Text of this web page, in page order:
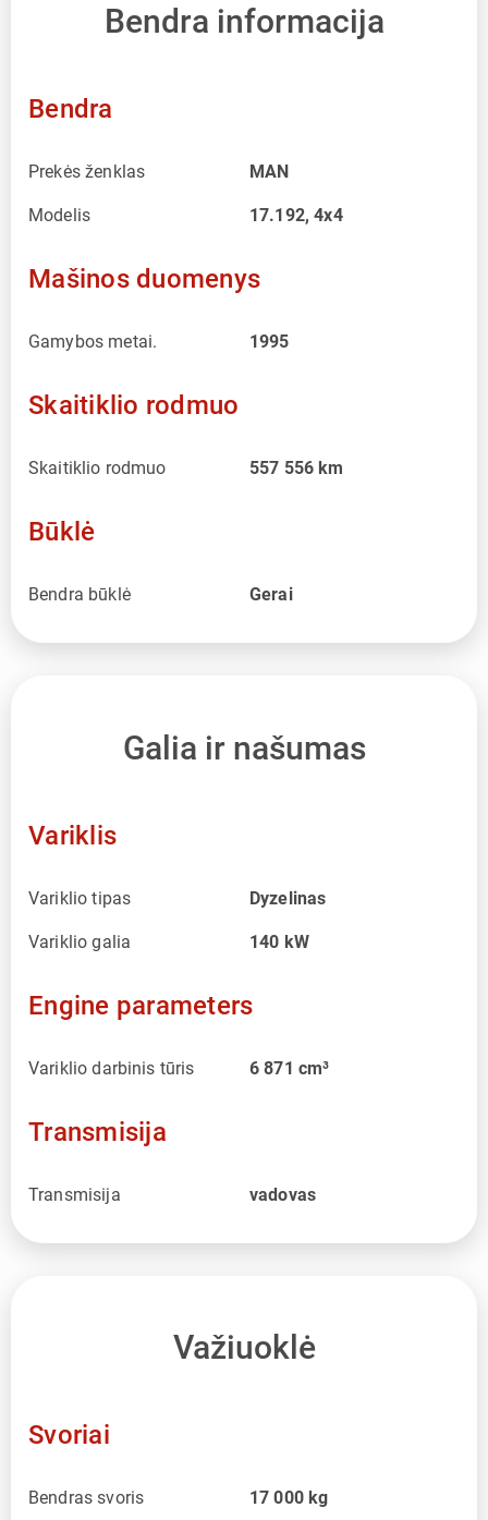
Bendra informacija
Bendra
Prekės ženklas MAN
Modelis 17.192, 4x4
Mašinos duomenys
Gamybos metai. 1995
Skaitiklio rodmuo
Skaitiklio rodmuo 557 556 km
Būklė
Bendra būklė Gerai
Galia ir našumas
Variklis
Variklio tipas Dyzelinas
Variklio galia 140 kW
Engine parameters
Variklio darbinis tūris 6 871 cm³
Transmisija
Transmisija vadovas
Važiuoklė
Svoriai
Bendras svoris 17 000 kg